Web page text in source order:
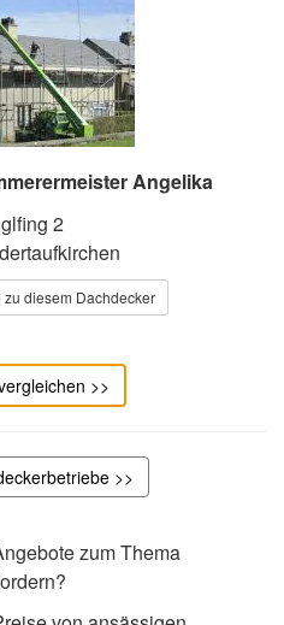
Angelika
2
diesem Dachdecker
>>
>>
zum Thema